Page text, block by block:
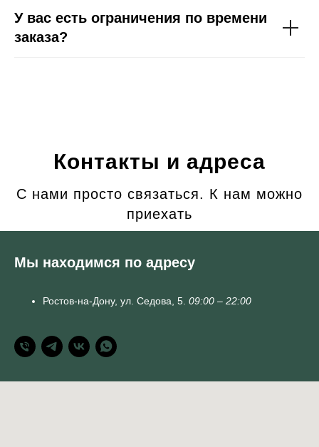
У вас есть ограничения по времени
заказа?
Контакты и адреса
С нами просто связаться. К нам можно
приехать
Мы находимся по адресу
Ростов-на-Дону, ул. Седова, 5. 09:00 – 22:00